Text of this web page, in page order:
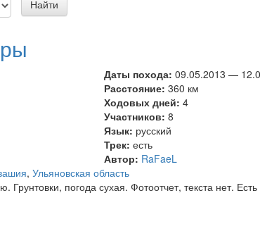
Найти
Даты похода:09.05.2013 —
Расстояние:360 км
Ходовых дней:4
Участников:8
Язык: русский
Трек:есть
Автор: RaFaeL
, Ульяновская область
погода сухая. Фотоотчет, текста нет.